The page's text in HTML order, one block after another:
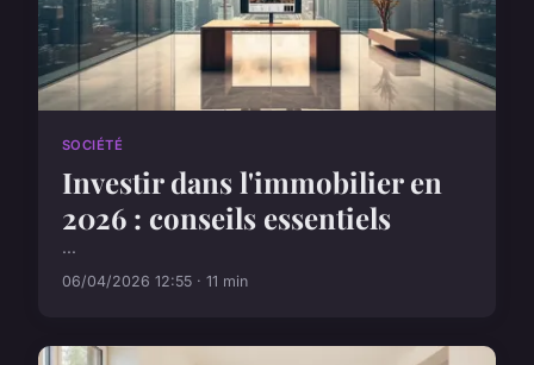
SOCIÉTÉ
Investir dans l'immobilier en
2026 : conseils essentiels
...
06/04/2026 12:55 · 11 min